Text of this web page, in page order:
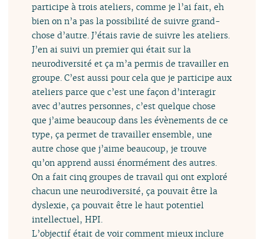
participe à trois ateliers, comme je l’ai fait, eh
bien on n’a pas la possibilité de suivre grand-
chose d’autre. J’étais ravie de suivre les ateliers.
J’en ai suivi un premier qui était sur la
neurodiversité et ça m’a permis de travailler en
groupe. C’est aussi pour cela que je participe aux
ateliers parce que c’est une façon d’interagir
avec d’autres personnes, c’est quelque chose
que j’aime beaucoup dans les évènements de ce
type, ça permet de travailler ensemble, une
autre chose que j’aime beaucoup, je trouve
qu’on apprend aussi énormément des autres.
On a fait cinq groupes de travail qui ont exploré
chacun une neurodiversité, ça pouvait être la
dyslexie, ça pouvait être le haut potentiel
intellectuel, HPI.
L’objectif était de voir comment mieux inclure